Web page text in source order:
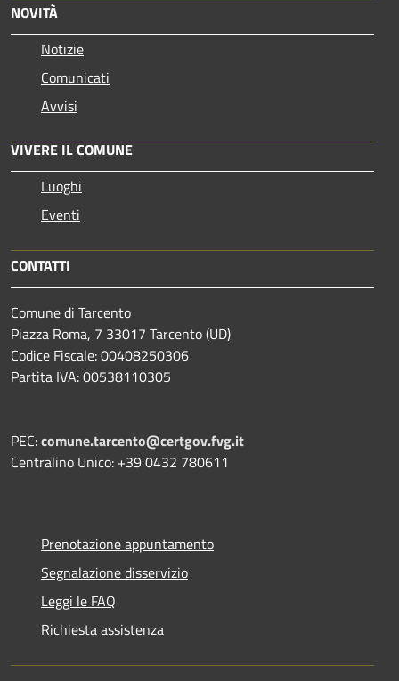
NOVITÀ
Notizie
Comunicati
Avvisi
VIVERE IL COMUNE
Luoghi
Eventi
CONTATTI
Comune di Tarcento
Piazza Roma, 7 33017 Tarcento (UD)
Codice Fiscale: 00408250306
Partita IVA: 00538110305
PEC:comune.tarcento@certgov.fvg.it
Centralino Unico: +39 0432 780611
Prenotazione appuntamento
Segnalazione disservizio
Leggi le FAQ
Richiesta assistenza